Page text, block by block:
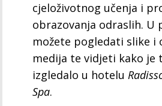
cjeloživotnog učenja i
obrazovanja odraslih. U
možete pogledati slike i
medija te vidjeti kako je
izgledalo u hotelu
Spa.